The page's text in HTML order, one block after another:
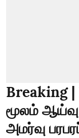
Breaking
மூலம்
அமர்வு